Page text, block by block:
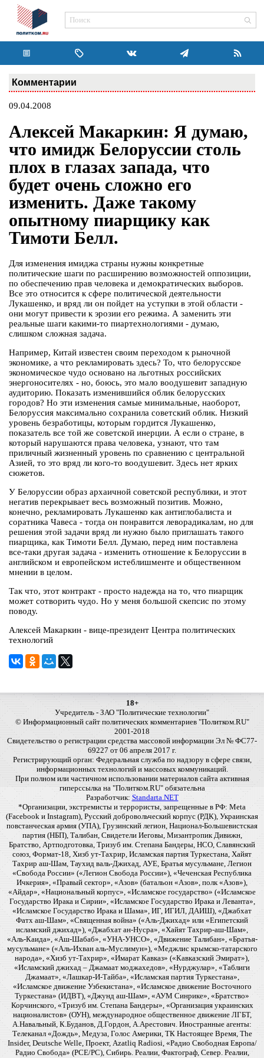
Комментарии
09.04.2008
Алексей Макаркин: Я думаю,
что имидж Белоруссии столь
плох в глазах запада, что
будет очень сложно его
изменить. Даже такому
опытному пиарщику как
Тимоти Белл.
Для изменения имиджа страны нужны конкретные
политические шаги по расширению возможностей оппозиции,
по обеспечению прав человека и демократических выборов.
Все это относится к сфере политической деятельности
Лукашенко, и вряд ли он пойдет на уступки в этой области -
они могут привести к эрозии его режима. А заменить эти
реальные шаги какими-то пиартехнологиями - думаю,
слишком сложная задача.
Например, Китай известен своим переходом к рыночной
экономике, а что рекламировать здесь? То, что белорусское
экономическое чудо основано на льготных российских
энергоносителях - но, боюсь, это мало воодушевит западную
аудиторию. Показать изменившийся облик белорусских
городов? Но эти изменения самые минимальные, наоборот,
Белоруссия максимально сохранила советский облик. Низкий
уровень безработицы, которым гордится Лукашенко,
показатель все той же советской инерции. А если о стране, в
который нарушаются права человека, узнают, что там
приличный жизненный уровень по сравнению с центральной
Азией, то это вряд ли кого-то воодушевит. Здесь нет ярких
сюжетов.
У Белоруссии образ архаичной советской республики, и этот
негатив перекрывает весь возможный позитив. Можно,
конечно, рекламировать Лукашенко как антиглобалиста и
соратника Чавеса - тогда он понравится леворадикалам, но для
решения этой задачи вряд ли нужно было приглашать такого
пиарщика, как Тимоти Белл. Думаю, перед ним поставлена
все-таки другая задача - изменить отношение к Белоруссии в
английском и европейском истеблишменте и общественном
мнении в целом.
Так что, этот контракт - просто надежда на то, что пиарщик
может сотворить чудо. Но у меня большой скепсис по этому
поводу.
Алексей Макаркин - вице-президент Центра политических
технологий
18+
Учредитель - ЗАО "Политические технологии"
© Информационный сайт политических комментариев "Политком.RU"
2001-2018
Свидетельство о регистрации средства массовой информации Эл № ФС77-
69227 от 06 апреля 2017 г.
Регистрирующий орган: Федеральная служба по надзору в сфере связи,
информационных технологий и массовых коммуникаций.
При полном или частичном использовании материалов сайта активная
гиперссылка на "Политком.RU" обязательна
Разработчик: Standarta.NET
*Организации, экстремисты и террористы, запрещенные в РФ: Meta
(Facebook и Instagram), Русский добровольческий корпус (РДК), Украинская
повстанческая армия (УПА), Грузинский легион, Национал-Большевистская
партия (НБП), Талибан, Свидетели Иеговы, Мизантропик Дивижн,
Братство, Артподготовка, Тризуб им. Степана Бандеры, НСО, Славянский
союз, Формат-18, Хизб ут-Тахрир, Исламская партия Туркестана, Хайят
Тахрир аш-Шам, Таухид валь-Джихад, АУЕ, Братья мусульмане, Легион
«Свобода России» («Легион Свобода России»), «Чеченская Республика
Ичкерия», «Правый сектор», «Азов» (батальон «Азов», полк «Азов»),
«Айдар», «Национальный корпус», «Исламское государство» («Исламское
Государство Ирака и Сирии», «Исламское Государство Ирака и Леванта»,
«Исламское Государство Ирака и Шама», ИГ, ИГИЛ, ДАИШ), «Джабхат
Фатх аш-Шам», «Священная война» («Аль-Джихад» или «Египетский
исламский джихад»), «Джабхат ан-Нусра», «Хайят Тахрир-аш-Шам»,
«Аль-Каида», «Аш-Шабаб», «УНА-УНСО», «Движение Талибан», «Братья-
мусульмане» («Аль-Ихван аль-Муслимун»), «Меджлис крымско-татарского
народа», «Хизб ут-Тахрир», «Имарат Кавказ» («Кавказский Эмират»),
«Исламский джихад – Джамаат моджахедов», «Нурджулар», «Таблиги
Джамаат», «Лашкар-И-Тайба», «Исламская партия Туркестана»,
«Исламское движение Узбекистана», «Исламское движение Восточного
Туркестана» (ИДВТ), «Джунд аш-Шам», «АУМ Синрике», «Братство»
Корчинского, «Тризуб им. Степана Бандеры», «Организация украинских
националистов» (ОУН), международное общественное движение ЛГБТ,
А.Навальный, К.Буданов, Д.Гордон, А.Арестович. Иностранные агенты:
Телеканал «Дождь», Медуза, Голос Америки, ТК Настоящее Время, The
Insider, Deutsche Welle, Проект, Azatliq Radiosi, «Радио Свободная Европа/
Радио Свобода» (PCE/PC), Сибирь. Реалии, Фактограф, Север. Реалии,